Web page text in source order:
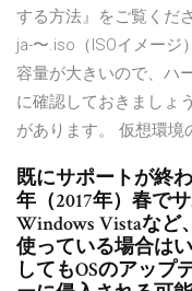
する方法』をご覧くだ
ja-〜.iso（ISOイメージ
容量が大きいので、ハ
に確認しておきましょ
があります。 仮想環境
既にサポートが終
年（2017年）春で
Windows Vistaなど
使っている場合は
してもOSのアップ